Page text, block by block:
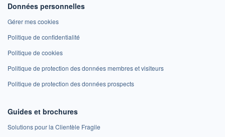
Données personnelles
Gérer mes cookies
Politique de confidentialité
Politique de cookies
Politique de protection des données membres et visiteurs
Politique de protection des données prospects
Guides et brochures
Solutions pour la Clientèle Fragile